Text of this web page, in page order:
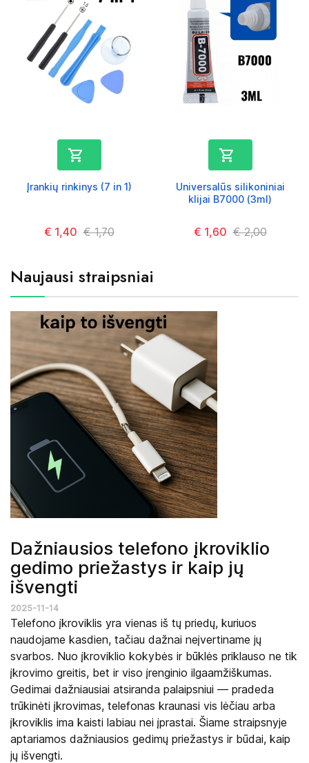

Įrankių rinkinys (7 in 1)
Kaina
€ 1,40 Kaina
€ 1,70

Universalūs silikoniniai
klijai B7000 (3ml)
Kaina
€ 1,60 Kaina
€ 2,00
Naujausi straipsniai
Dažniausios telefono įkroviklio
gedimo priežastys ir kaip jų
išvengti
2025-11-14
Telefono įkroviklis yra vienas iš tų priedų, kuriuos
naudojame kasdien, tačiau dažnai neįvertiname jų
svarbos. Nuo įkroviklio kokybės ir būklės priklauso ne tik
įkrovimo greitis, bet ir viso įrenginio ilgaamžiškumas.
Gedimai dažniausiai atsiranda palaipsniui — pradeda
trūkinėti įkrovimas, telefonas kraunasi vis lėčiau arba
įkroviklis ima kaisti labiau nei įprastai. Šiame straipsnyje
aptariamos dažniausios gedimų priežastys ir būdai, kaip
jų išvengti.